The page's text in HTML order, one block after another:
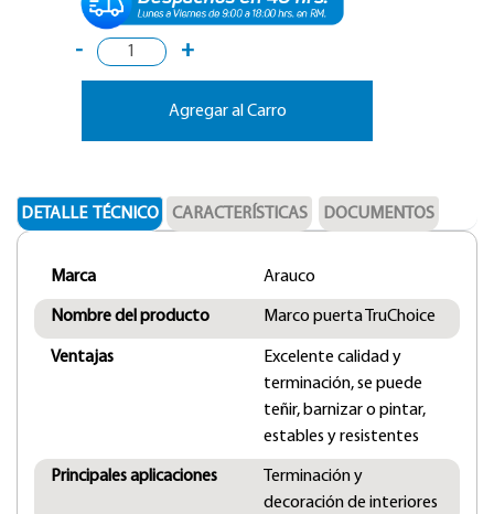
- +
Agregar al Carro
DETALLE TÉCNICO CARACTERÍSTICAS DOCUMENTOS
Marca Arauco
Nombre del producto Marco puerta TruChoice
Ventajas
Excelente calidad y
terminación, se puede
teñir, barnizar o pintar,
estables y resistentes
Principales aplicaciones
Terminación y
decoración de interiores